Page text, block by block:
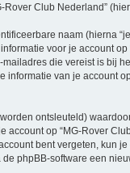
Rover Club Nederland”
naam (hierna
voor je account
die vereist is bij
informatie van je account
ontsleuteld)
account op “MG-Rover
bent vergeten, kun
phpBB-software een